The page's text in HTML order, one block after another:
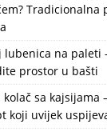
Tradicionalna
lubenica na paleti
prostor u bašti
kolač sa kajsijama
koji uvijek